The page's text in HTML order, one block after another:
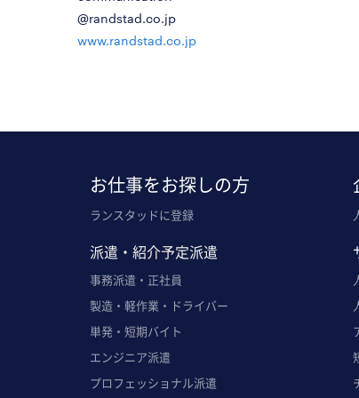
@randstad.co.jp
www.randstad.co.jp
お仕事をお探しの方
ランスタッドに登録
派遣・紹介予定派遣
事務派遣・正社員
製造・軽作業・ドライバー
単発・短期バイト
エンジニア派遣
プロフェッショナル派遣